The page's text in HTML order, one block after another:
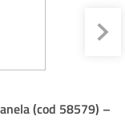
(cod 58579) –